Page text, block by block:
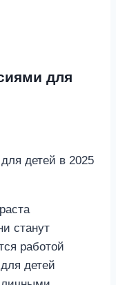
для
станут
работой
детей